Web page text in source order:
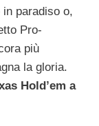
paradiso o,
Pro-
più
la gloria.
Hold’em a